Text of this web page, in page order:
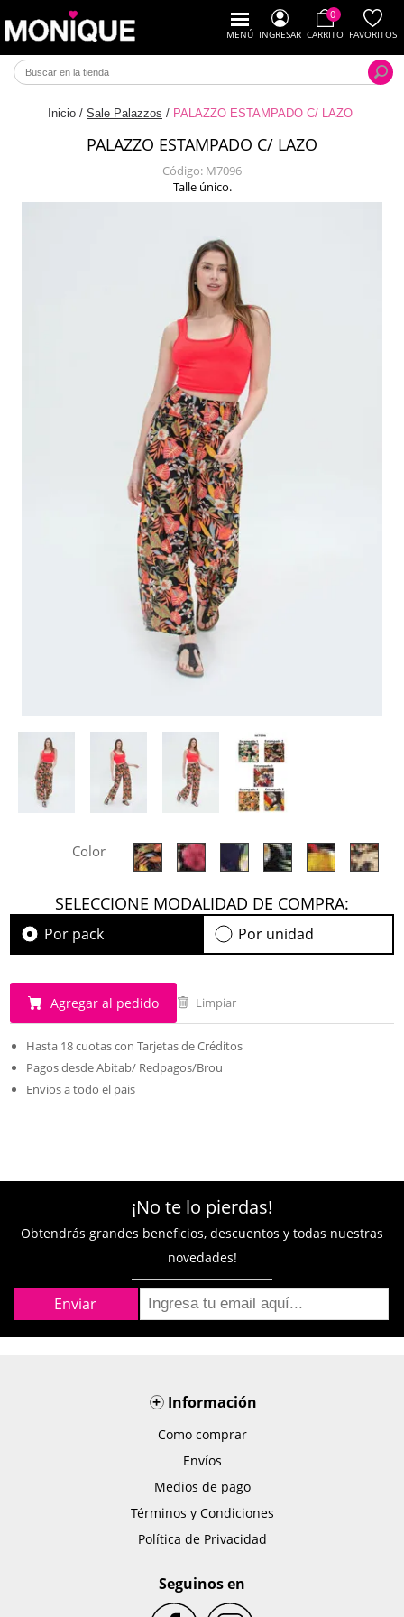
MENÚ INGRESAR
0
CARRITO FAVORITOS
Inicio / Sale Palazzos / PALAZZO ESTAMPADO C/ LAZO
PALAZZO ESTAMPADO C/ LAZO
Código: M7096
Talle único.
Color
SELECCIONE MODALIDAD DE COMPRA:
Por pack Por unidad
Agregar al pedido Limpiar
Hasta 18 cuotas con Tarjetas de Créditos
Pagos desde Abitab/ Redpagos/Brou
Envios a todo el pais
¡No te lo pierdas!
Obtendrás grandes beneficios, descuentos y todas nuestras
novedades!
+Información
Como comprar
Envíos
Medios de pago
Términos y Condiciones
Política de Privacidad
Seguinos en